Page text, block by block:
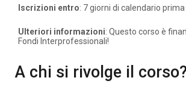
Iscrizioni entro: 7 giorni di calendario
Ulteriori informazioni: Questo corso è
Fondi Interprofessionali!
A chi si rivolge il